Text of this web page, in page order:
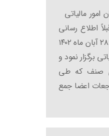
مالیاتی
اطلاع رسانی
گردید، هیات مدیره سندیکا در تاریخ ۲۸ آبان ماه ۱۴۰۲
برگزار نمود و
صنف که طی
اعضا جمع